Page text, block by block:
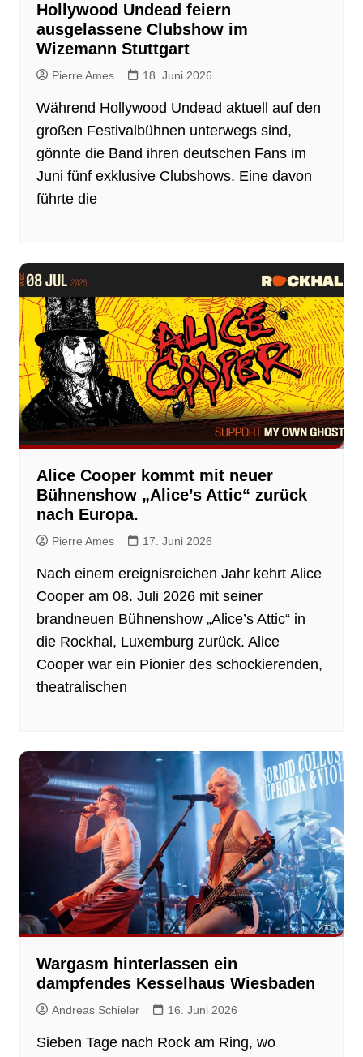
Hollywood Undead feiern
ausgelassene Clubshow im
Wizemann Stuttgart
Pierre Ames 18. Juni 2026
Während Hollywood Undead aktuell auf den
großen Festivalbühnen unterwegs sind,
gönnte die Band ihren deutschen Fans im
Juni fünf exklusive Clubshows. Eine davon
führte die
Alice Cooper kommt mit neuer
Bühnenshow „Alice’s Attic“ zurück
nach Europa.
Pierre Ames 17. Juni 2026
Nach einem ereignisreichen Jahr kehrt Alice
Cooper am 08. Juli 2026 mit seiner
brandneuen Bühnenshow „Alice’s Attic“ in
die Rockhal, Luxemburg zurück. Alice
Cooper war ein Pionier des schockierenden,
theatralischen
Wargasm hinterlassen ein
dampfendes Kesselhaus Wiesbaden
Andreas Schieler 16. Juni 2026
Sieben Tage nach Rock am Ring, wo